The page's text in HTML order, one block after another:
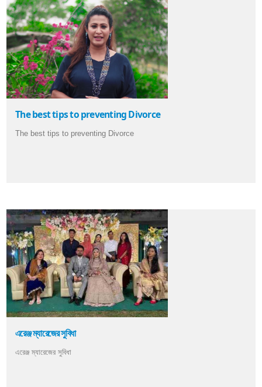
The best tips to preventing Divorce
The best tips to preventing Divorce
এরেঞ্জ ম্যারেজের সুবিধা
এরেঞ্জ ম্যারেজের সুবিধা